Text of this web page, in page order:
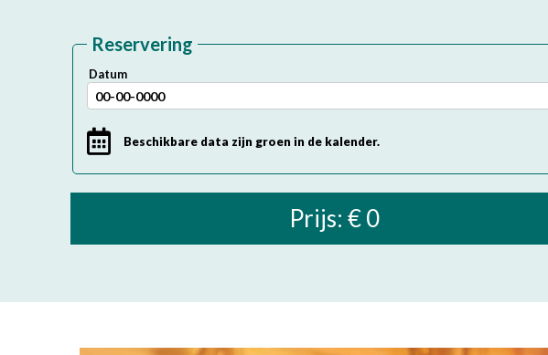
Reservering
Datum
Beschikbare data zijn groen in de kalender.
Prijs: € 0